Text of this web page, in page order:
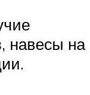
навесы на